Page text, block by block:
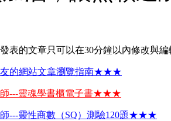
表的文章只可以在30分鐘以內修改與
的網站文章瀏覽指南★★★
---靈魂學書櫃電子書★★★
---靈性商數（SQ）測驗120題★★★